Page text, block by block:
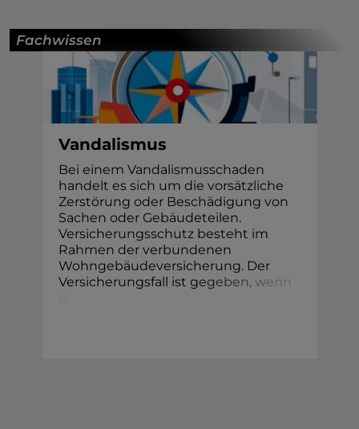
Fachwissen
Vandalismus
Bei einem Vandalismusschaden
handelt es sich um die vorsätzliche
Zerstörung oder Beschädigung von
Sachen oder Gebäudeteilen.
Versicherungsschutz besteht im
Rahmen der verbundenen
Wohngebäudeversicherung. Der
Versicherungsfall ist gegeben, wen n